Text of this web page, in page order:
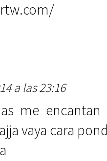
a las 23:16
me
vaya cara